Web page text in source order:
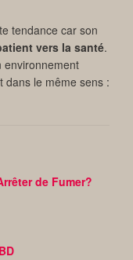
tendance car son
vers la santé.
environnement
dans le même sens :
de Fumer?